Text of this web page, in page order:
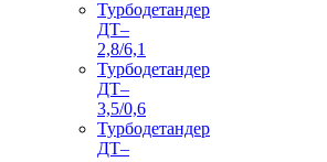
Турбодетандер
ДТ–
2,8/6,1
Турбодетандер
ДТ–
3,5/0,6
Турбодетандер
ДТ–